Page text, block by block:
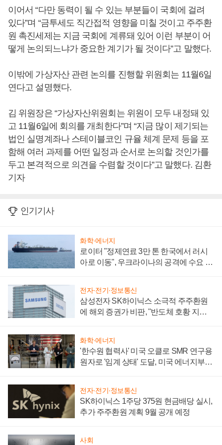
이어서 “다만 동력이 될 수 있는 부분들이 국회에 걸려
있다”며 “금투세도 직간접적 영향을 미칠 것이고 주주환
원 촉진세제는 지금 국회에 계류돼 있어 이런 부분이 어
떻게 논의되느냐가 중요한 계기가 될 것이다”고 말했다.
이밖에 가상자산 관련 논의를 진행할 위원회는 11월6일
연다고 설명했다.
김 위원장은 “가상자산위원회는 위원이 모두 내정돼 있
고 11월6일에 회의를 개최한다”며 “지금 많이 제기되는
법인 실명계좌나 스테이블코인 규율 체계 문제 등을 포
함해 여러 과제를 어떤 일정과 순서로 논의할 것인가를
두고 본격적으로 의견을 수렴할 것이다”고 말했다. 김환
기자
인기기사
화학·에너지
로이터 "정제연료 3만 톤 한국에서 러시
아로 이동", 우크라이나의 공격에 수요 늘
전자·전기·정보통신
삼성전자 SK하이닉스 소극적 주주환원
에 해외 증권가 비판, "반도체 호황 지속
화학·에너지
'한수원 협력사' 미국 오클로 SMR 연구용
원자로 '임계 상태' 도달, 미국 에너지부
전자·전기·정보통신
SK하이닉스 1주당 375원 현금배당 실시,
추가 주주환원 계획 9월 공개 예정
사회